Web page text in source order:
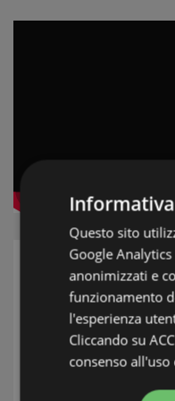
UW MAKELAAR
Questo sito
Google
anonimizzati e
funzionamento
l'esperienza
Cliccando su
consenso all'uso